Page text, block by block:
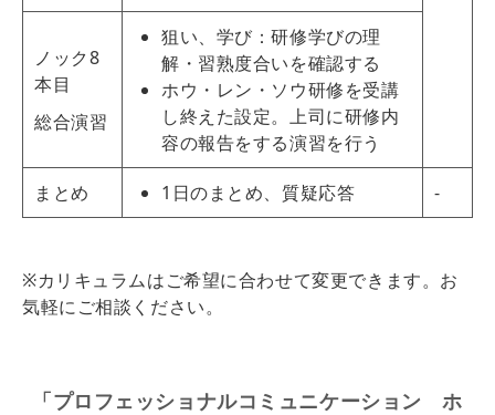
ノック8
本目
総合演習
狙い、学び：研修学びの理
解・習熟度合いを確認する
ホウ・レン・ソウ研修を受講
し終えた設定。上司に研修内
容の報告をする演習を行う
まとめ 1日のまとめ、質疑応答 -
※カリキュラムはご希望に合わせて変更できます。お
気軽にご相談ください。
「プロフェッショナルコミュニケーション ホ